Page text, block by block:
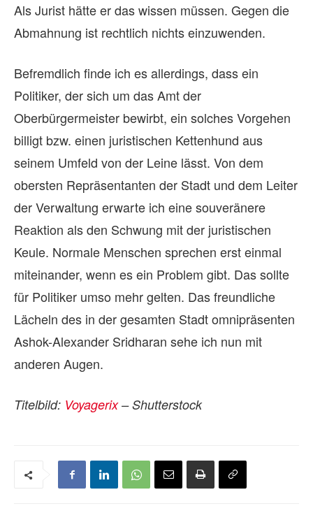
Als Jurist hätte er das wissen müssen. Gegen die
Abmahnung ist rechtlich nichts einzuwenden.
Befremdlich finde ich es allerdings, dass ein
Politiker, der sich um das Amt der
Oberbürgermeister bewirbt, ein solches Vorgehen
billigt bzw. einen juristischen Kettenhund aus
seinem Umfeld von der Leine lässt. Von dem
obersten Repräsentanten der Stadt und dem Leiter
der Verwaltung erwarte ich eine souveränere
Reaktion als den Schwung mit der juristischen
Keule. Normale Menschen sprechen erst einmal
miteinander, wenn es ein Problem gibt. Das sollte
für Politiker umso mehr gelten. Das freundliche
Lächeln des in der gesamten Stadt omnipräsenten
Ashok-Alexander Sridharan sehe ich nun mit
anderen Augen.
Titelbild: Voyagerix– Shutterstock